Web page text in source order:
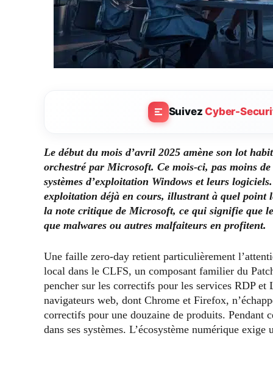
SuivezCyber-
Le début du mois d’avril 2025 amène son lot
orchestré par Microsoft. Ce mois-ci, pas moins
systèmes d’exploitation Windows et leurs
exploitation déjà en cours, illustrant à quel point
la note critique de Microsoft, ce qui signifie que
que malwares ou autres malfaiteurs en profitent.
Une faille zero-day retient particulièrement
local dans le CLFS, un composant familier du
pencher sur les correctifs pour les services RDP
navigateurs web, dont Chrome et Firefox,
correctifs pour une douzaine de produits. Pendant
dans ses systèmes. L’écosystème numérique exige